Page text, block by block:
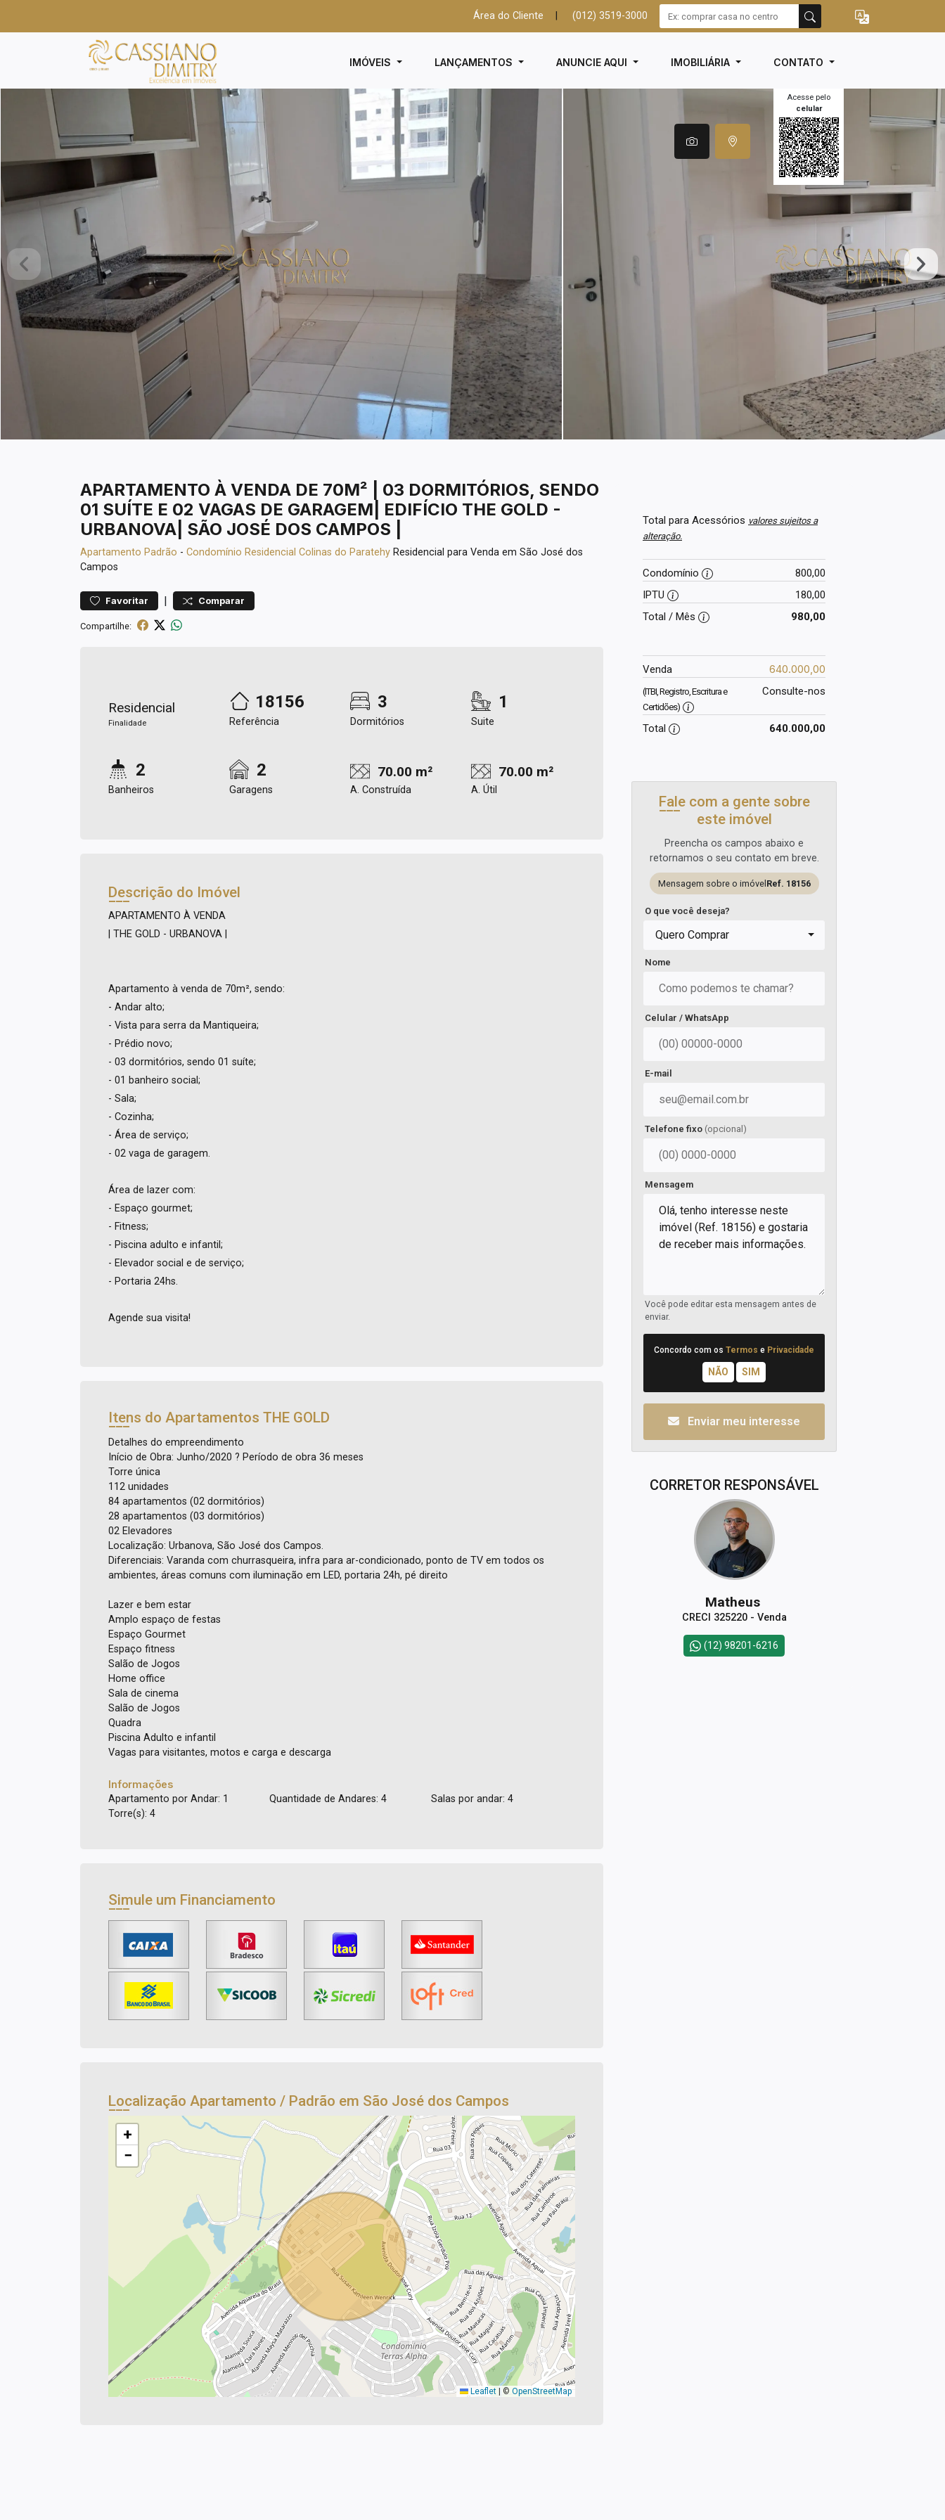
Área do Cliente (012) 3519-3000
IMÓVEIS LANÇAMENTOS ANUNCIE AQUI IMOBILIÁRIA CONTATO
Acesse pelo
celular
APARTAMENTO À VENDA DE 70M² | 03 DORMITÓRIOS, SENDO
01 SUÍTE E 02 VAGAS DE GARAGEM| EDIFÍCIO THE GOLD -
URBANOVA| SÃO JOSÉ DOS CAMPOS |
Apartamento Padrão - Condomínio Residencial Colinas do Paratehy Residencial para Venda em São José dos
Campos
Favoritar | Comparar
Compartilhe:
Residencial
Finalidade
18156
Referência
3
Dormitórios
1
Suite
2
Banheiros
2
Garagens
70.00 m²
A. Construída
70.00 m²
A. Útil
Descrição do Imóvel
APARTAMENTO À VENDA
| THE GOLD - URBANOVA |
Apartamento à venda de 70m², sendo:
- Andar alto;
- Vista para serra da Mantiqueira;
- Prédio novo;
- 03 dormitórios, sendo 01 suíte;
- 01 banheiro social;
- Sala;
- Cozinha;
- Área de serviço;
- 02 vaga de garagem.
Área de lazer com:
- Espaço gourmet;
- Fitness;
- Piscina adulto e infantil;
- Elevador social e de serviço;
- Portaria 24hs.
Agende sua visita!
Itens do Apartamentos THE GOLD
Detalhes do empreendimento
Início de Obra: Junho/2020 ? Período de obra 36 meses
Torre única
112 unidades
84 apartamentos (02 dormitórios)
28 apartamentos (03 dormitórios)
02 Elevadores
Localização: Urbanova, São José dos Campos.
Diferenciais: Varanda com churrasqueira, infra para ar-condicionado, ponto de TV em todos os
ambientes, áreas comuns com iluminação em LED, portaria 24h, pé direito
Lazer e bem estar
Amplo espaço de festas
Espaço Gourmet
Espaço fitness
Salão de Jogos
Home office
Sala de cinema
Salão de Jogos
Quadra
Piscina Adulto e infantil
Vagas para visitantes, motos e carga e descarga
Informações
Apartamento por Andar: 1
Quantidade de Andares: 4
Salas por andar: 4
Torre(s): 4
Simule um Financiamento
Localização Apartamento / Padrão em São José dos Campos
+
−
Leaflet © OpenStreetMap
Total para Acessórios valores sujeitos a
alteração.
Condomínio
800,00
IPTU
180,00
Total / Mês
980,00
Venda 640.000,00
(ITBI, Registro, Escritura e
Certidões)
Consulte-nos
Total 640.000,00
Fale com a gente sobre
este imóvel
Preencha os campos abaixo e
retornamos o seu contato em breve.
Mensagem sobre o imóvel Ref. 18156
O que você deseja?
Quero Comprar
Nome
Celular / WhatsApp
E-mail
Telefone fixo (opcional)
Mensagem
Você pode editar esta mensagem antes de
enviar.
Concordo com os Termos e Privacidade
Enviar meu interesse
CORRETOR RESPONSÁVEL
Matheus
CRECI 325220 - Venda
(12) 98201-6216